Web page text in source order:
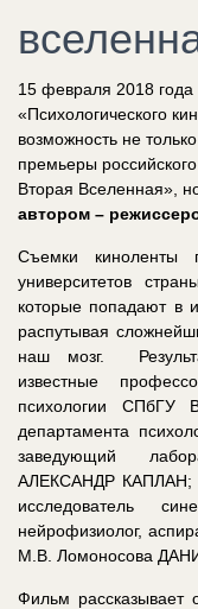
15 февраля 2018
«Психологического
возможность не
премьеры
Вторая Вселенная»,
автором –
Съемки киноленты
университетов
которые попадают в
распутывая
наш мозг.
известные
психологии СПбГУ
департамента
заведующий
АЛЕКСАНДР КАПЛАН;
исследователь
нейрофизиолог,
М.В. Ломоносова
Фильм рассказывает